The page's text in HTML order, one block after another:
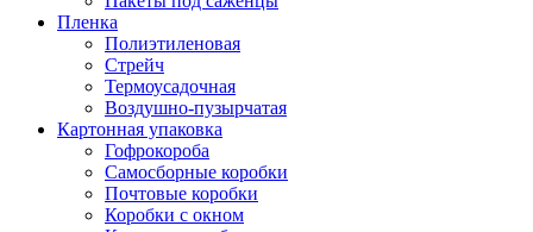
Пленка
Полиэтиленовая
Стрейч
Термоусадочная
Воздушно-пузырчатая
Картонная упаковка
Гофрокороба
Самосборные коробки
Почтовые коробки
Коробки с окном